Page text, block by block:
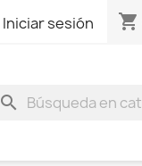
Iniciar sesión shopping_cart
search